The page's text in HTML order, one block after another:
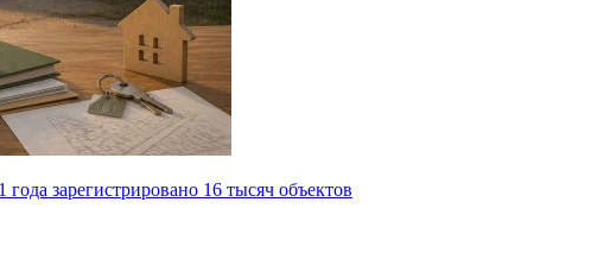
зарегистрировано 16 тысяч объектов